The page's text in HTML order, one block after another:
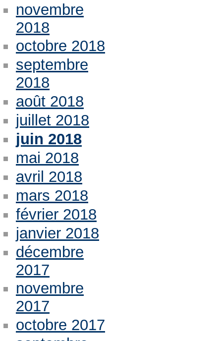
novembre
2018
octobre 2018
septembre
2018
août 2018
juillet 2018
juin 2018
mai 2018
avril 2018
mars 2018
février 2018
janvier 2018
décembre
2017
novembre
2017
octobre 2017